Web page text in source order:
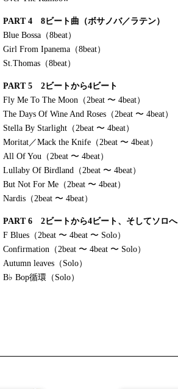
PART 4 8ビート曲（ボサノバ／ラテン）
Blue Bossa（8beat）
Girl From Ipanema（8beat）
St.Thomas（8beat）
PART 5 2ビートから4ビート
Fly Me To The Moon（2beat 〜 4beat）
The Days Of Wine And Roses（2beat 〜 4beat）
Stella By Starlight（2beat 〜 4beat）
Moritat／Mack the Knife（2beat 〜 4beat）
All Of You（2beat 〜 4beat）
Lullaby Of Birdland（2beat 〜 4beat）
But Not For Me（2beat 〜 4beat）
Nardis（2beat 〜 4beat）
PART 6 2ビートから4ビート、そしてソロへ
F Blues（2beat 〜 4beat 〜 Solo）
Confirmation（2beat 〜 4beat 〜 Solo）
Autumn leaves（Solo）
B♭ Bop循環（Solo）